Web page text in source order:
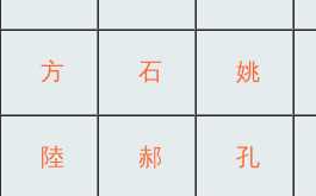
方 石 姚
陸 郝 孔